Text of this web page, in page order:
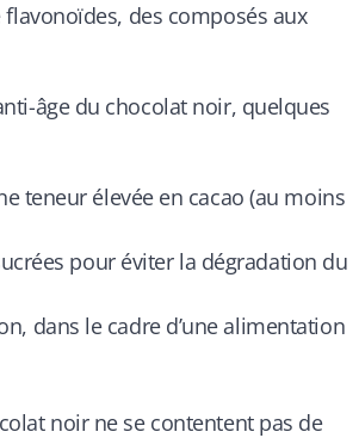
des composés aux
âge du chocolat noir, quelques
teneur élevée en cacao (au moins
pour éviter la dégradation du
dans le cadre d’une alimentation
noir ne se contentent pas de